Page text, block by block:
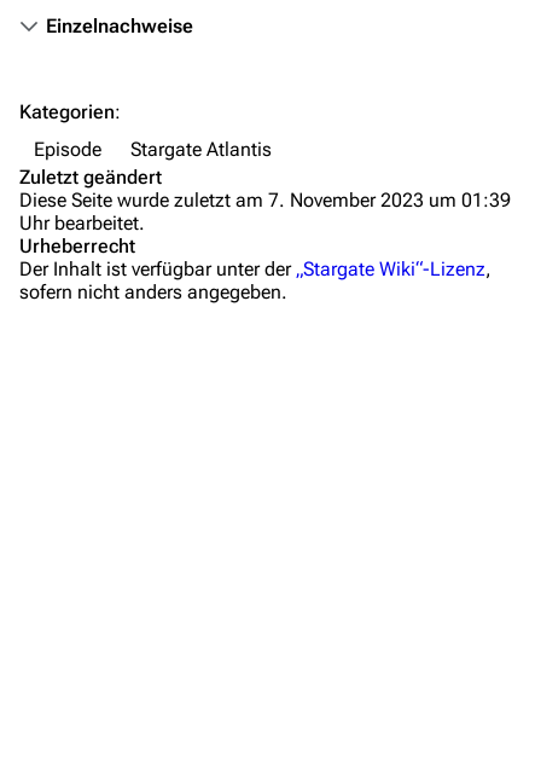
Fanprojekte
Kommerzielles
Hilfe
Einzelnachweise
Kategorien:
Episode
Stargate Atlantis
Zuletzt geändert
Diese Seite wurde zuletzt am 7. November 2023 um 01:39
Uhr bearbeitet.
Urheberrecht
Der Inhalt ist verfügbar unter der „Stargate Wiki“-Lizenz,
sofern nicht anders angegeben.